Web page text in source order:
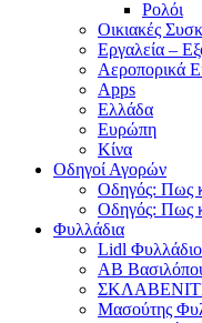
Ρολόι
Οικιακές
Εργαλεία –
Αεροπορικά
Apps
Ελλάδα
Ευρώπη
Κίνα
Οδηγοί Αγορών
Οδηγός: Πως
Οδηγός: Πως
Φυλλάδια
Lidl
AB
Μασούτης